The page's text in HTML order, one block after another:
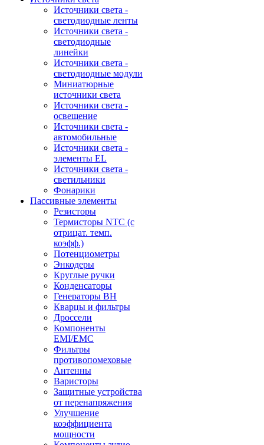
Источники света -
светодиодные ленты
Источники света -
светодиодные
линейки
Источники света -
светодиодные модули
Миниатюрные
источники света
Источники света -
освещение
Источники света -
автомобильные
Источники света -
элементы EL
Источники света -
светильники
Фонарики
Пассивные элементы
Резисторы
Термисторы NTC (с
отрицат. темп.
коэфф.)
Потенциометры
Энкодеры
Круглые ручки
Конденсаторы
Генераторы ВН
Кварцы и фильтры
Дроссели
Компоненты
EMI/EMC
Фильтры
противопомеховые
Антенны
Варисторы
Защитные устройства
от перенапряжения
Улучшение
коэффициента
мощности